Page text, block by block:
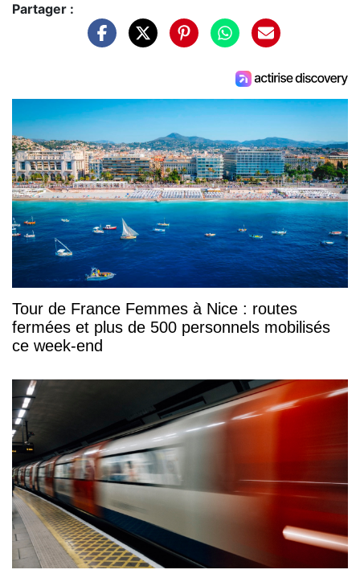
Partager :
Tour de France Femmes à Nice : routes
fermées et plus de 500 personnels mobilisés
ce week-end